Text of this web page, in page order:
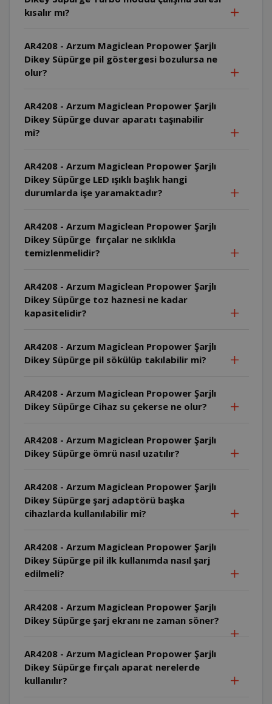
kısalır mı?
AR4208 - Arzum Magiclean Propower Şarjlı
Dikey Süpürge pil göstergesi bozulursa ne
olur?
AR4208 - Arzum Magiclean Propower Şarjlı
Dikey Süpürge duvar aparatı taşınabilir
mi?
AR4208 - Arzum Magiclean Propower Şarjlı
Dikey Süpürge LED ışıklı başlık hangi
durumlarda işe yaramaktadır?
AR4208 - Arzum Magiclean Propower Şarjlı
Dikey Süpürge fırçalar ne sıklıkla
temizlenmelidir?
AR4208 - Arzum Magiclean Propower Şarjlı
Dikey Süpürge toz haznesi ne kadar
kapasitelidir?
AR4208 - Arzum Magiclean Propower Şarjlı
Dikey Süpürge pil sökülüp takılabilir mi?
AR4208 - Arzum Magiclean Propower Şarjlı
Dikey Süpürge Cihaz su çekerse ne olur?
AR4208 - Arzum Magiclean Propower Şarjlı
Dikey Süpürge ömrü nasıl uzatılır?
AR4208 - Arzum Magiclean Propower Şarjlı
Dikey Süpürge şarj adaptörü başka
cihazlarda kullanılabilir mi?
AR4208 - Arzum Magiclean Propower Şarjlı
Dikey Süpürge pil ilk kullanımda nasıl şarj
edilmeli?
AR4208 - Arzum Magiclean Propower Şarjlı
Dikey Süpürge şarj ekranı ne zaman söner?
AR4208 - Arzum Magiclean Propower Şarjlı
Dikey Süpürge fırçalı aparat nerelerde
kullanılır?